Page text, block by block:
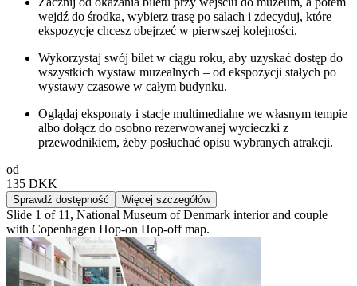
wejdź do środka, wybierz trasę po salach i zdecyduj, które
ekspozycje chcesz obejrzeć w pierwszej kolejności.
Wykorzystaj swój bilet w ciągu roku, aby uzyskać dostęp do
wszystkich wystaw muzealnych – od ekspozycji stałych po
wystawy czasowe w całym budynku.
Oglądaj eksponaty i stacje multimedialne we własnym tempie
albo dołącz do osobno rezerwowanej wycieczki z
przewodnikiem, żeby posłuchać opisu wybranych atrakcji.
od
135 DKK
Sprawdź dostępność Więcej szczegółów
Slide 1 of 11, National Museum of Denmark interior and couple
with Copenhagen Hop-on Hop-off map.